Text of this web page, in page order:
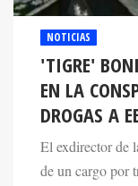
NOTICIAS
'TIGRE'
EN LA
DROGAS A
El exdirector de
de un cargo por